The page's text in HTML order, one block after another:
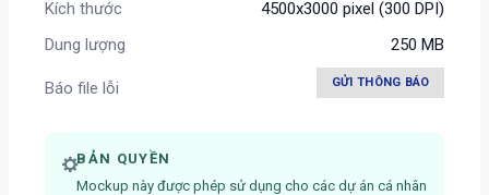
Kích thước
4500x3000 pixel (300 DPI)
Dung lượng
250 MB
Báo file lỗi GỬI THÔNG BÁO
BẢN QUYỀN
Mockup này được phép sử dụng cho các dự án cá nhân